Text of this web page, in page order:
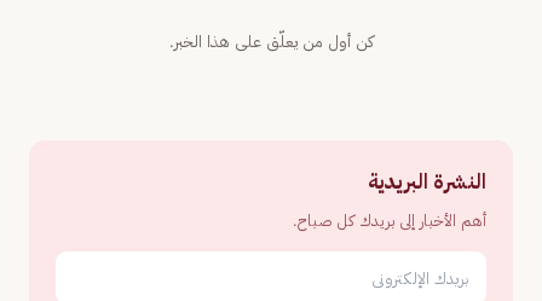
كن أول من يعلّق على هذا الخبر.
النشرة البريدية
أهم الأخبار إلى بريدك كل صباح.